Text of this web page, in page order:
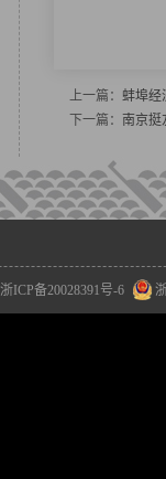
上一篇： 蚌埠经
下一篇： 南京挺
浙ICP备20028391号-6